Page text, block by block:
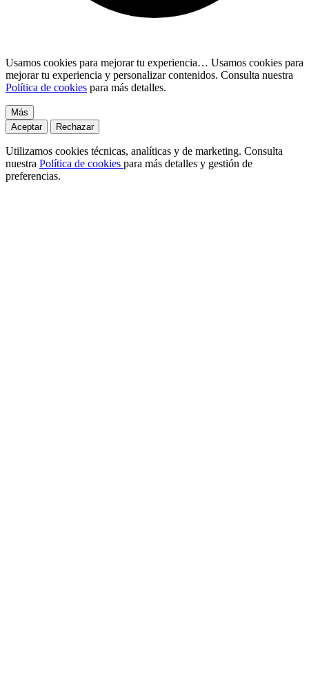
Usamos cookies para mejorar tu experiencia… Usamos cookies para
mejorar tu experiencia y personalizar contenidos. Consulta nuestra
Política de cookies para más detalles.
Más
Aceptar
Rechazar
Utilizamos cookies técnicas, analíticas y de marketing. Consulta
nuestra Política de cookies para más detalles y gestión de
preferencias.